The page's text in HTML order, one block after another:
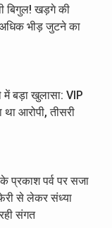
बिगुल! खड़गे की
भीड़ जुटने का
में बड़ा खुलासा: VIP
आरोपी, तीसरी
प्रकाश पर्व पर सजा
से लेकर संध्या
संगत